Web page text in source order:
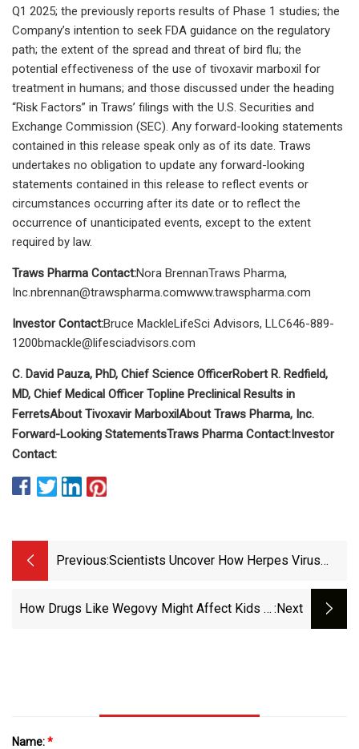
Q1 2025; the previously reports results of Phase 1 studies; the
Company’s intention to seek FDA guidance on the regulatory
path; the extent of the spread and threat of bird flu; the
potential effectiveness of the use of tivoxavir marboxil for
treatment in humans; and those discussed under the heading
“Risk Factors” in Traws’ filings with the U.S. Securities and
Exchange Commission (SEC). Any forward-looking statements
contained in this release speak only as of its date. Traws
undertakes no obligation to update any forward-looking
statements contained in this release to reflect events or
circumstances occurring after its date or to reflect the
occurrence of unanticipated events, except to the extent
required by law.
Traws Pharma Contact:Nora BrennanTraws Pharma,
Inc.nbrennan@trawspharma.comwww.trawspharma.com
Investor Contact:Bruce MackleLifeSci Advisors, LLC646-889-
1200bmackle@lifesciadvisors.com
C. David Pauza, PhD, Chief Science OfficerRobert R. Redfield,
MD, Chief Medical OfficerTopline Preclinical Results in
FerretsAbout Tivoxavir MarboxilAbout Traws Pharma, Inc.
Forward-Looking StatementsTraws Pharma Contact:Investor
Contact:
Previous:Scientists Uncover How Herpes Virus
How Drugs Like Wegovy Might Affect Kids In :next
Name:*